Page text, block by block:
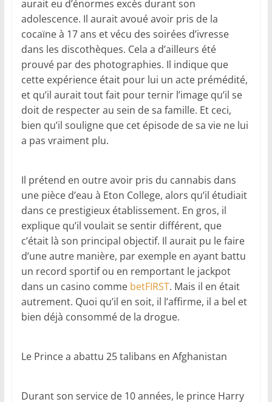
aurait eu d’énormes excès durant son
adolescence. Il aurait avoué avoir pris de la
cocaïne à 17 ans et vécu des soirées d’ivresse
dans les discothèques. Cela a d’ailleurs été
prouvé par des photographies. Il indique que
cette expérience était pour lui un acte prémédité,
et qu’il aurait tout fait pour ternir l’image qu’il se
doit de respecter au sein de sa famille. Et ceci,
bien qu’il souligne que cet épisode de sa vie ne lui
a pas vraiment plu.
Il prétend en outre avoir pris du cannabis dans
une pièce d’eau à Eton College, alors qu’il étudiait
dans ce prestigieux établissement. En gros, il
explique qu’il voulait se sentir différent, que
c’était là son principal objectif. Il aurait pu le faire
d’une autre manière, par exemple en ayant battu
un record sportif ou en remportant le jackpot
dans un casino comme betFIRST. Mais il en était
autrement. Quoi qu’il en soit, il l’affirme, il a bel et
bien déjà consommé de la drogue.
Le Prince a abattu 25 talibans en Afghanistan
Durant son service de 10 années, le prince Harry